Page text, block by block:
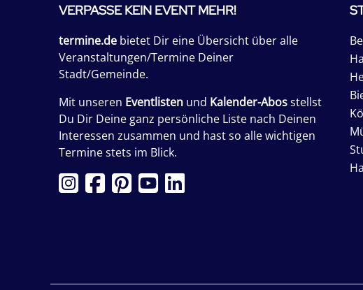
VERPASSE KEIN EVENT MEHR!
termine.de bietet Dir eine Übersicht über alle
Veranstaltungen/Termine Deiner
Stadt/Gemeinde.
Mit unseren Eventlisten und Kalender-Abosstellst
Du Dir Deine ganz persönliche Liste nach Deinen
Interessen zusammen und hast so alle wichtigen
Termine stets im Blick.